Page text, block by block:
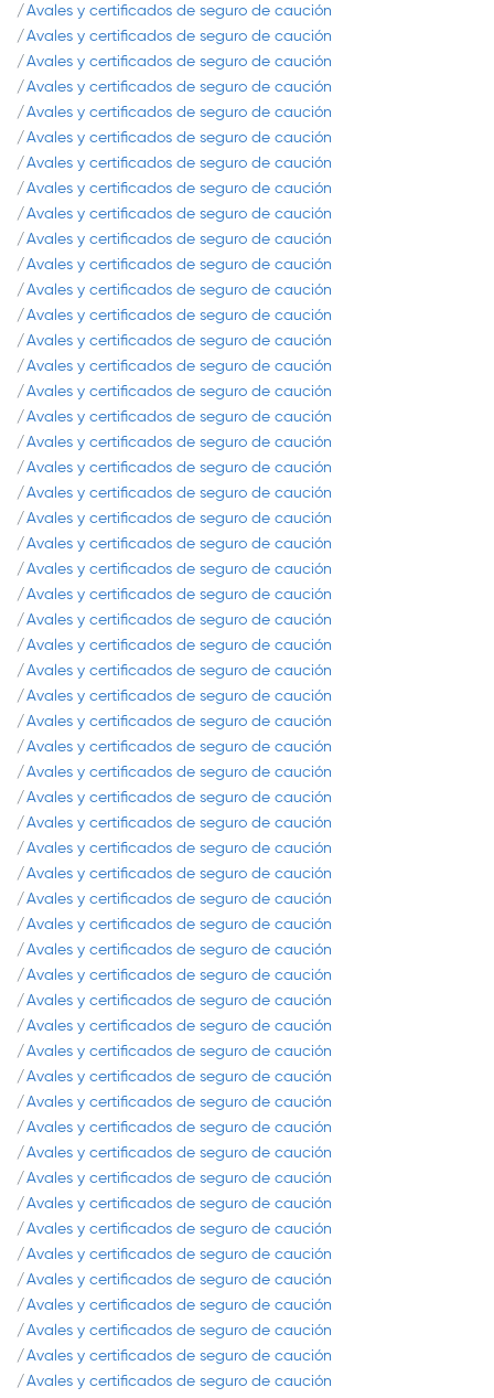
Avales y certificados de seguro de caución
Avales y certificados de seguro de caución
Avales y certificados de seguro de caución
Avales y certificados de seguro de caución
Avales y certificados de seguro de caución
Avales y certificados de seguro de caución
Avales y certificados de seguro de caución
Avales y certificados de seguro de caución
Avales y certificados de seguro de caución
Avales y certificados de seguro de caución
Avales y certificados de seguro de caución
Avales y certificados de seguro de caución
Avales y certificados de seguro de caución
Avales y certificados de seguro de caución
Avales y certificados de seguro de caución
Avales y certificados de seguro de caución
Avales y certificados de seguro de caución
Avales y certificados de seguro de caución
Avales y certificados de seguro de caución
Avales y certificados de seguro de caución
Avales y certificados de seguro de caución
Avales y certificados de seguro de caución
Avales y certificados de seguro de caución
Avales y certificados de seguro de caución
Avales y certificados de seguro de caución
Avales y certificados de seguro de caución
Avales y certificados de seguro de caución
Avales y certificados de seguro de caución
Avales y certificados de seguro de caución
Avales y certificados de seguro de caución
Avales y certificados de seguro de caución
Avales y certificados de seguro de caución
Avales y certificados de seguro de caución
Avales y certificados de seguro de caución
Avales y certificados de seguro de caución
Avales y certificados de seguro de caución
Avales y certificados de seguro de caución
Avales y certificados de seguro de caución
Avales y certificados de seguro de caución
Avales y certificados de seguro de caución
Avales y certificados de seguro de caución
Avales y certificados de seguro de caución
Avales y certificados de seguro de caución
Avales y certificados de seguro de caución
Avales y certificados de seguro de caución
Avales y certificados de seguro de caución
Avales y certificados de seguro de caución
Avales y certificados de seguro de caución
Avales y certificados de seguro de caución
Avales y certificados de seguro de caución
Avales y certificados de seguro de caución
Avales y certificados de seguro de caución
Avales y certificados de seguro de caución
Avales y certificados de seguro de caución
Avales y certificados de seguro de caución